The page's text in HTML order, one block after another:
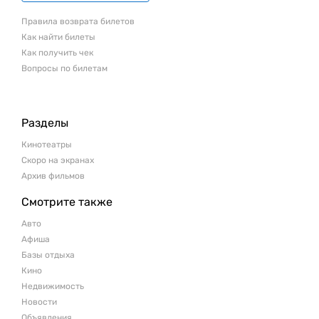
Правила возврата билетов
Как найти билеты
Как получить чек
Вопросы по билетам
Разделы
Кинотеатры
Скоро на экранах
Архив фильмов
Смотрите также
Авто
Афиша
Базы отдыха
Кино
Недвижимость
Новости